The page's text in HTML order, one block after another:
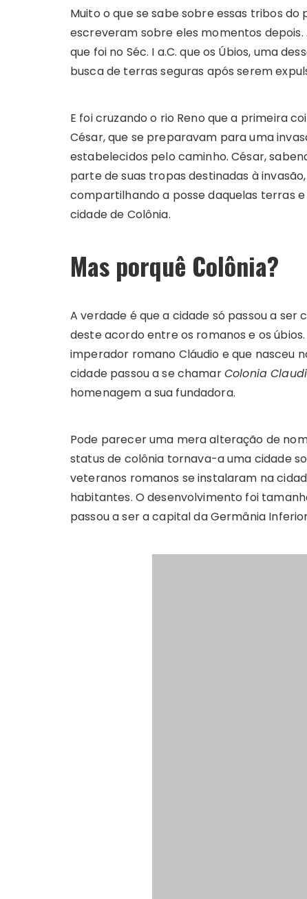
Muito o que se sabe sobre essas tribos
escreveram sobre eles momentos
que foi no Séc. I a.C. que os Úbios, uma
busca de terras seguras após serem
E foi cruzando o rio Reno que a primeira
César, que se preparavam para uma
estabelecidos pelo caminho. César,
parte de suas tropas destinadas à
compartilhando a posse daquelas terras
cidade de Colônia.
Mas porquê Colônia?
A verdade é que a cidade só passou a
deste acordo entre os romanos e os
imperador romano Cláudio e que nasceu
cidade passou a se chamarColonia
homenagem a sua fundadora.
Pode parecer uma mera alteração de
status de colônia tornava-a uma cidade
veteranos romanos se instalaram na
habitantes. O desenvolvimento foi
passou a ser a capital da Germânia